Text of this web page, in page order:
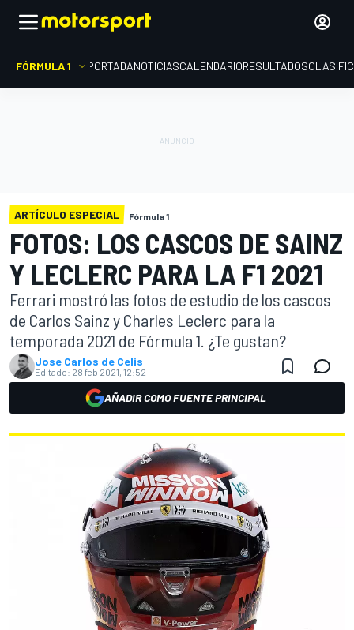
FÓRMULA 1 PORTADANOTICIASCALENDARIORESULTADOS
ARTÍCULO ESPECIAL Fórmula 1
FOTOS: LOS CASCOS DE SAINZ
Y LECLERC PARA LA F1 2021
Ferrari mostró las fotos de estudio de los cascos
de Carlos Sainz y Charles Leclerc para la
temporada 2021 de Fórmula 1. ¿Te gustan?
Jose Carlos de Celis
Editado: 28 feb 2021, 12:52
AÑADIR COMO FUENTE PRINCIPAL